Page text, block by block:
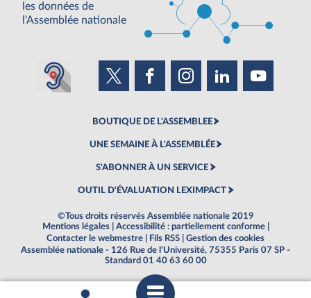
les données de
l'Assemblée nationale
BOUTIQUE DE L'ASSEMBLEE
UNE SEMAINE À L'ASSEMBLÉE
S'ABONNER À UN SERVICE
OUTIL D'ÉVALUATION LEXIMPACT
©Tous droits réservés Assemblée nationale 2019
Mentions légales
Accessibilité : partiellement conforme
Contacter le webmestre
Fils RSS
Gestion des cookies
Assemblée nationale - 126 Rue de l'Université, 75355 Paris 07 SP -
Standard 01 40 63 60 00